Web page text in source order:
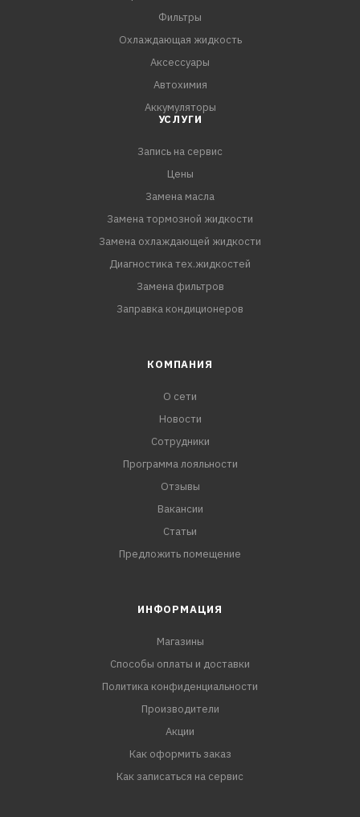
Фильтры
Охлаждающая жидкость
Аксессуары
Автохимия
Аккумуляторы
УСЛУГИ
Запись на сервис
Цены
Замена масла
Замена тормозной жидкости
Замена охлаждающей жидкости
Диагностика тех.жидкостей
Замена фильтров
Заправка кондиционеров
КОМПАНИЯ
О сети
Новости
Сотрудники
Программа лояльности
Отзывы
Вакансии
Статьи
Предложить помещение
ИНФОРМАЦИЯ
Магазины
Способы оплаты и доставки
Политика конфиденциальности
Производители
Акции
Как оформить заказ
Как записаться на сервис